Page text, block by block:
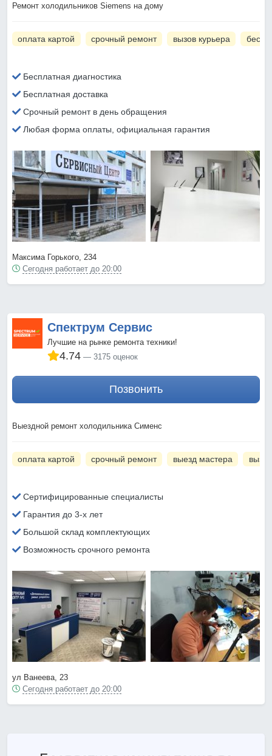
Ремонт холодильников Siemens на дому
оплата картой срочный ремонт вызов курьера
Бесплатная диагностика
Бесплатная доставка
Срочный ремонт в день обращения
Любая форма оплаты, официальная гарантия
Максима Горького, 234
Сегодня работает до 20:00
Спектрум Сервис
Лучшие на рынке ремонта техники!
4.74 3175 оценок
Позвонить
Выездной ремонт холодильника Сименс
оплата картой срочный ремонт выезд мастера
Сертифицированные специалисты
Гарантия до 3-х лет
Большой склад комплектующих
Возможность срочного ремонта
ул Ванеева, 23
Сегодня работает до 20:00